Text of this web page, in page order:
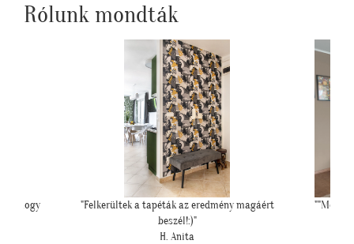
Rólunk mondták
""Még egyszer köszönjük a lehetőséget, és azt is,
hogy velünk örültök!""
Z. Kriszta